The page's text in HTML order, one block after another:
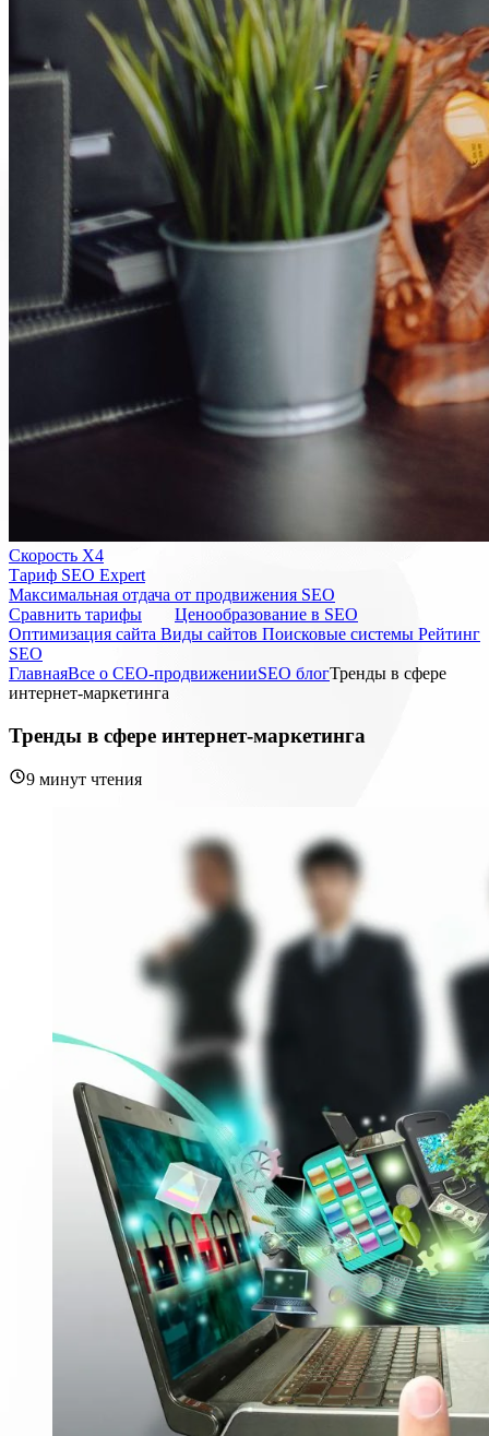
Скорость Х4
Тариф SEO Expert
Максимальная отдача от продвижения SEO
Cравнить тарифы
Ценообразование в SEO
Оптимизация сайта Виды сайтов Поисковые системы Рейтинг
SEO
ГлавнаяВсе о СЕО-продвиженииSEO блогТренды в сфере
интернет-маркетинга
Тренды в сфере интернет-маркетинга
9 минут чтения